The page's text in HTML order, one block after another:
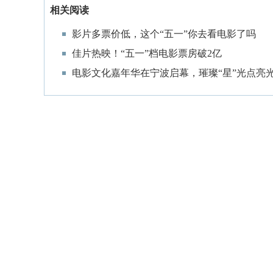
相关阅读
影片多票价低，这个“五一”你去看电影了吗
佳片热映！“五一”档电影票房破2亿
电影文化嘉年华在宁波启幕，璀璨“星”光点亮